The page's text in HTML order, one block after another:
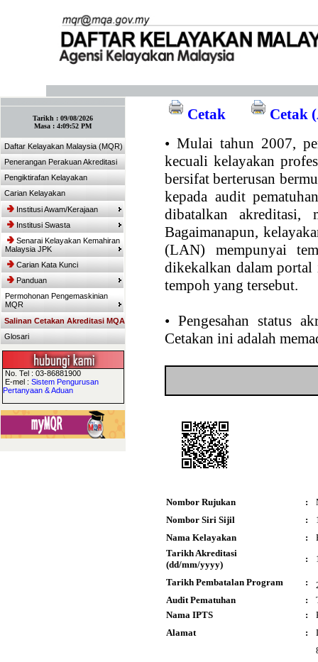
Tarikh : 09/08/2026
Masa : 4:09:52 PM
Daftar Kelayakan Malaysia (MQR)
Penerangan Perakuan Akreditasi
Pengiktirafan Kelayakan
Carian Kelayakan
Institusi Awam/Kerajaan
Institusi Swasta
Senarai Kelayakan Kemahiran
Malaysia JPK
Carian Kata Kunci
Panduan
Permohonan Pengemaskinian
MQR
Salinan Cetakan Akreditasi MQA
Glosari
No. Tel : 03-86881900
E-mel : Sistem Pengurusan
Pertanyaan & Aduan
Cetak
Cetak
• Mulai tahun 2007,
kecuali kelayakan
bersifat berterusan
kepada audit
dibatalkan akreditasi,
Bagaimanapun,
(LAN) mempunyai
dikekalkan dalam portal
tempoh yang tersebut.
• Pengesahan status
Cetakan ini adalah
Nombor Rujukan :
Nombor Siri Sijil
:
Nama Kelayakan
:
Tarikh Akreditasi
(dd/mm/yyyy)
:
Tarikh Pembatalan Program :
Audit Pematuhan
:
Nama IPTS
:
Alamat
: